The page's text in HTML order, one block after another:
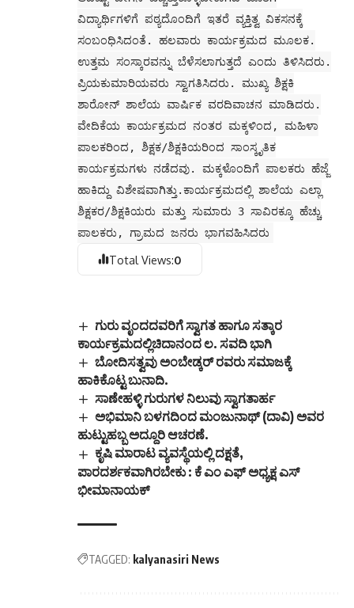
ವಿದ್ಯಾರ್ಥಿಗಳಿಗೆ ಪಠ್ಯದೊಂದಿಗೆ ಇತರೆ ವ್ಯಕ್ತಿತ್ವ ವಿಕಸನಕ್ಕೆ
ಸಂಬಂಧಿಸಿದಂತೆ. ಹಲವಾರು ಕಾರ್ಯಕ್ರಮದ ಮೂಲಕ.
ಉತ್ತಮ ಸಂಸ್ಕಾರವನ್ನು ಬೆಳೆಸಲಾಗುತ್ತದೆ ಎಂದು ತಿಳಿಸಿದರು.
ಪ್ರಿಯಕುಮಾರಿಯವರು ಸ್ವಾಗತಿಸಿದರು. ಮುಖ್ಯ ಶಿಕ್ಷಕಿ
ಶಾರೋನ್ ಶಾಲೆಯ ವಾರ್ಷಿಕ ವರದಿವಾಚನ ಮಾಡಿದರು.
ವೇದಿಕೆಯ ಕಾರ್ಯಕ್ರಮದ ನಂತರ ಮಕ್ಕಳಿಂದ, ಮಹಿಳಾ
ಪಾಲಕರಿಂದ, ಶಿಕ್ಷಕ/ಶಿಕ್ಷಕಿಯರಿಂದ ಸಾಂಸ್ಕೃತಿಕ
ಕಾರ್ಯಕ್ರಮಗಳು ನಡೆದವು. ಮಕ್ಕಳೊಂದಿಗೆ ಪಾಲಕರು ಹೆಜ್ಜೆ
ಹಾಕಿದ್ದು ವಿಶೇಷವಾಗಿತ್ತು.ಕಾರ್ಯಕ್ರಮದಲ್ಲಿ ಶಾಲೆಯ ಎಲ್ಲಾ
ಶಿಕ್ಷಕರ/ಶಿಕ್ಷಕಿಯರು ಮತ್ತು ಸುಮಾರು 3 ಸಾವಿರಕ್ಕೂ ಹೆಚ್ಚು
ಪಾಲಕರು, ಗ್ರಾಮದ ಜನರು ಭಾಗವಹಿಸಿದರು
ಗುರು ವೃಂದದವರಿಗೆ ಸ್ವಾಗತ ಹಾಗೂ ಸತ್ಕಾರ
ಕಾರ್ಯಕ್ರಮದಲ್ಲಿಚಿದಾನಂದ ಲ. ಸವದಿ ಭಾಗಿ
ಬೋದಿಸತ್ವವು ಅಂಬೇಡ್ಕರ್ ರವರು ಸಮಾಜಕ್ಕೆ
ಹಾಕಿಕೊಟ್ಟ ಬುನಾದಿ.
ಸಾಣೇಹಳ್ಳಿ ಗುರುಗಳ ನಿಲುವು ಸ್ವಾಗತಾರ್ಹ
ಅಭಿಮಾನಿ ಬಳಗದಿಂದ ಮಂಜುನಾಥ್ (ದಾವಿ) ಅವರ
ಹುಟ್ಟುಹಬ್ಬ ಅದ್ದೂರಿ ಆಚರಣೆ.
ಕೃಷಿ ಮಾರಾಟ ವ್ಯವಸ್ಥೆಯಲ್ಲಿ ದಕ್ಷತೆ,
ಪಾರದರ್ಶಕವಾಗಿರಬೇಕು : ಕೆ ಎಂ ಎಫ್ ಅಧ್ಯಕ್ಷ ಎಸ್
ಭೀಮಾನಾಯಕ್
TAGGED: kalyanasiri News